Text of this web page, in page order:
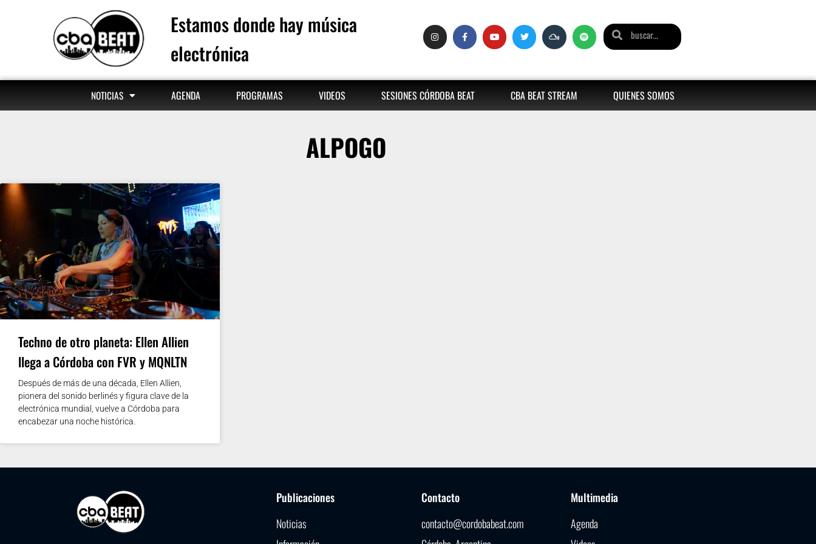
Estamos donde hay música
electrónica
NOTICIAS AGENDA PROGRAMAS VIDEOS SESIONES CÓRDOBA BEAT CBA BEAT STREAM QUIENES SOMOS
ALPOGO
Techno de otro planeta: Ellen Allien
llega a Córdoba con FVR y MQNLTN
Después de más de una década, Ellen Allien,
pionera del sonido berlinés y figura clave de la
electrónica mundial, vuelve a Córdoba para
encabezar una noche histórica.
Publicaciones
Noticias
Contacto
contacto@cordobabeat.com
Multimedia
Agenda